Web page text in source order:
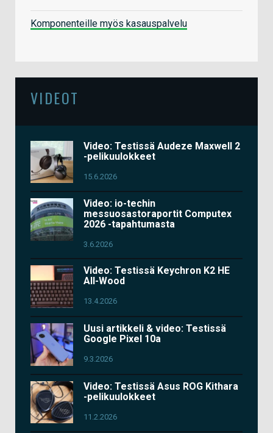
Komponenteille myös kasauspalvelu
VIDEOT
Video: Testissä Audeze Maxwell 2
-pelikuulokkeet
15.6.2026
Video: io-techin
messuosastoraportit Computex
2026 -tapahtumasta
3.6.2026
Video: Testissä Keychron K2 HE
All-Wood
13.4.2026
Uusi artikkeli & video: Testissä
Google Pixel 10a
9.3.2026
Video: Testissä Asus ROG Kithara
-pelikuulokkeet
11.2.2026